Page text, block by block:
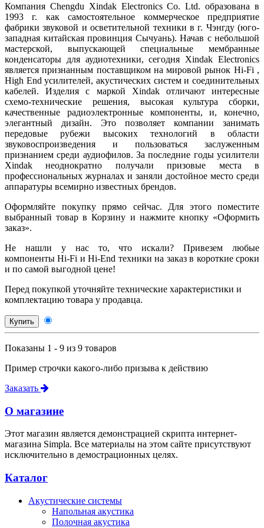
Компания Chengdu Xindak Electronics Co. Ltd. образована в
1993 г. как самостоятельное коммерческое предприятие
фабрики звуковой и осветительной техники в г. Чэнгду (юго-
западная китайская провинция Сычуань). Начав с небольшой
мастерской, выпускающей специальные мембранные
конденсаторы для аудиотехники, сегодня Xindak Electronics
является признанным поставщиком на мировой рынок Hi-Fi ,
High End усилителей, акустических систем и соединительных
кабелей. Изделия с маркой Xindak отличают интересные
схемо-технические решения, высокая культура сборки,
качественные радиоэлектронные компоненты, и, конечно,
элегантный дизайн. Это позволяет компании занимать
передовые рубежи высоких технологий в области
звуковоспроизведения и пользоваться заслуженным
признанием среди аудиофилов. За последние годы усилители
Xindak неоднократно получали призовые места в
профессиональных журналах и заняли достойное место среди
аппаратуры всемирно известных брендов.
Оформляйте покупку прямо сейчас. Для этого поместите
выбранный товар в Корзину и нажмите кнопку «Оформить
заказ».
Не нашли у нас то, что искали? Привезем любые
компоненты Hi-Fi и Hi-End техники на заказ в короткие сроки
и по самой выгодной цене!
Перед покупкой уточняйте технические характеристики и
комплектацию товара у продавца.
Купить
Показаны 1 - 9 из 9 товаров
Пример строчки какого-либо призыва к действию
Заказать
О магазине
Этот магазин является демонстрацией скрипта интернет-
магазина Simpla. Все материалы на этом сайте присутствуют
исключительно в демострационных целях.
Каталог
Акустические системы
Напольная акустика
Полочная акустика